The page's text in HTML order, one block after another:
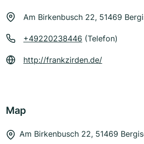
Am Birkenbusch 22, 51469
+49220238446 (Telefon)
http://frankzirden.de/
Map
Am Birkenbusch 22, 51469